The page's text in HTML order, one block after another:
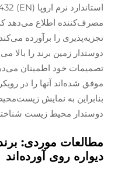
مصرف‌کننده اطلاع
تجزیه‌پذیری را برآورده
دوستدار زمین برند را بالا
تصمیمات خود اطمینان
موفق شده‌اند آنها را در
بنابراین به نمایش
دوستدار محیط زیست
مطالعات موردی:
دیواره روی آورده‌اند